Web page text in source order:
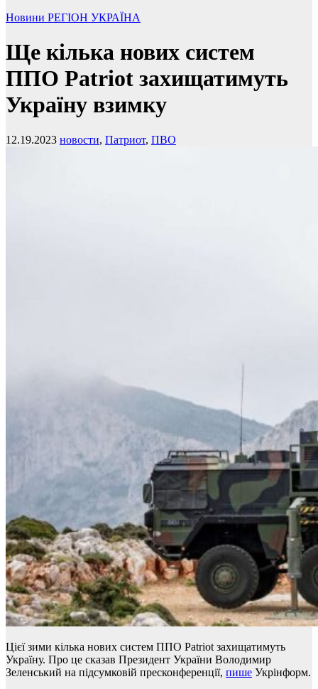
Новини РЕГІОН УКРАЇНА
Ще кілька нових систем
ППО Patriot захищатимуть
Україну взимку
12.19.2023 новости, Патриот, ПВО
Цієї зими кілька нових систем ППО Patriot захищатимуть
Україну. Про це сказав Президент України Володимир
Зеленський на підсумковій пресконференції, пише Укрінформ.